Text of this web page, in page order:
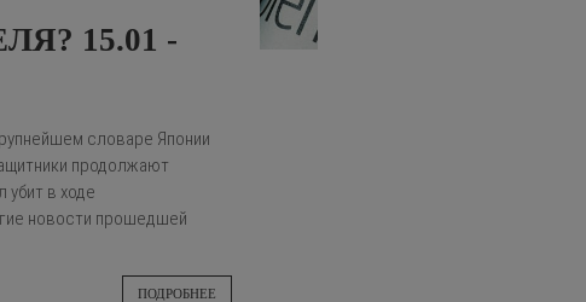
15.01 -
словаре Японии
продолжают
в ходе
новости прошедшей
ПОДРОБНЕЕ